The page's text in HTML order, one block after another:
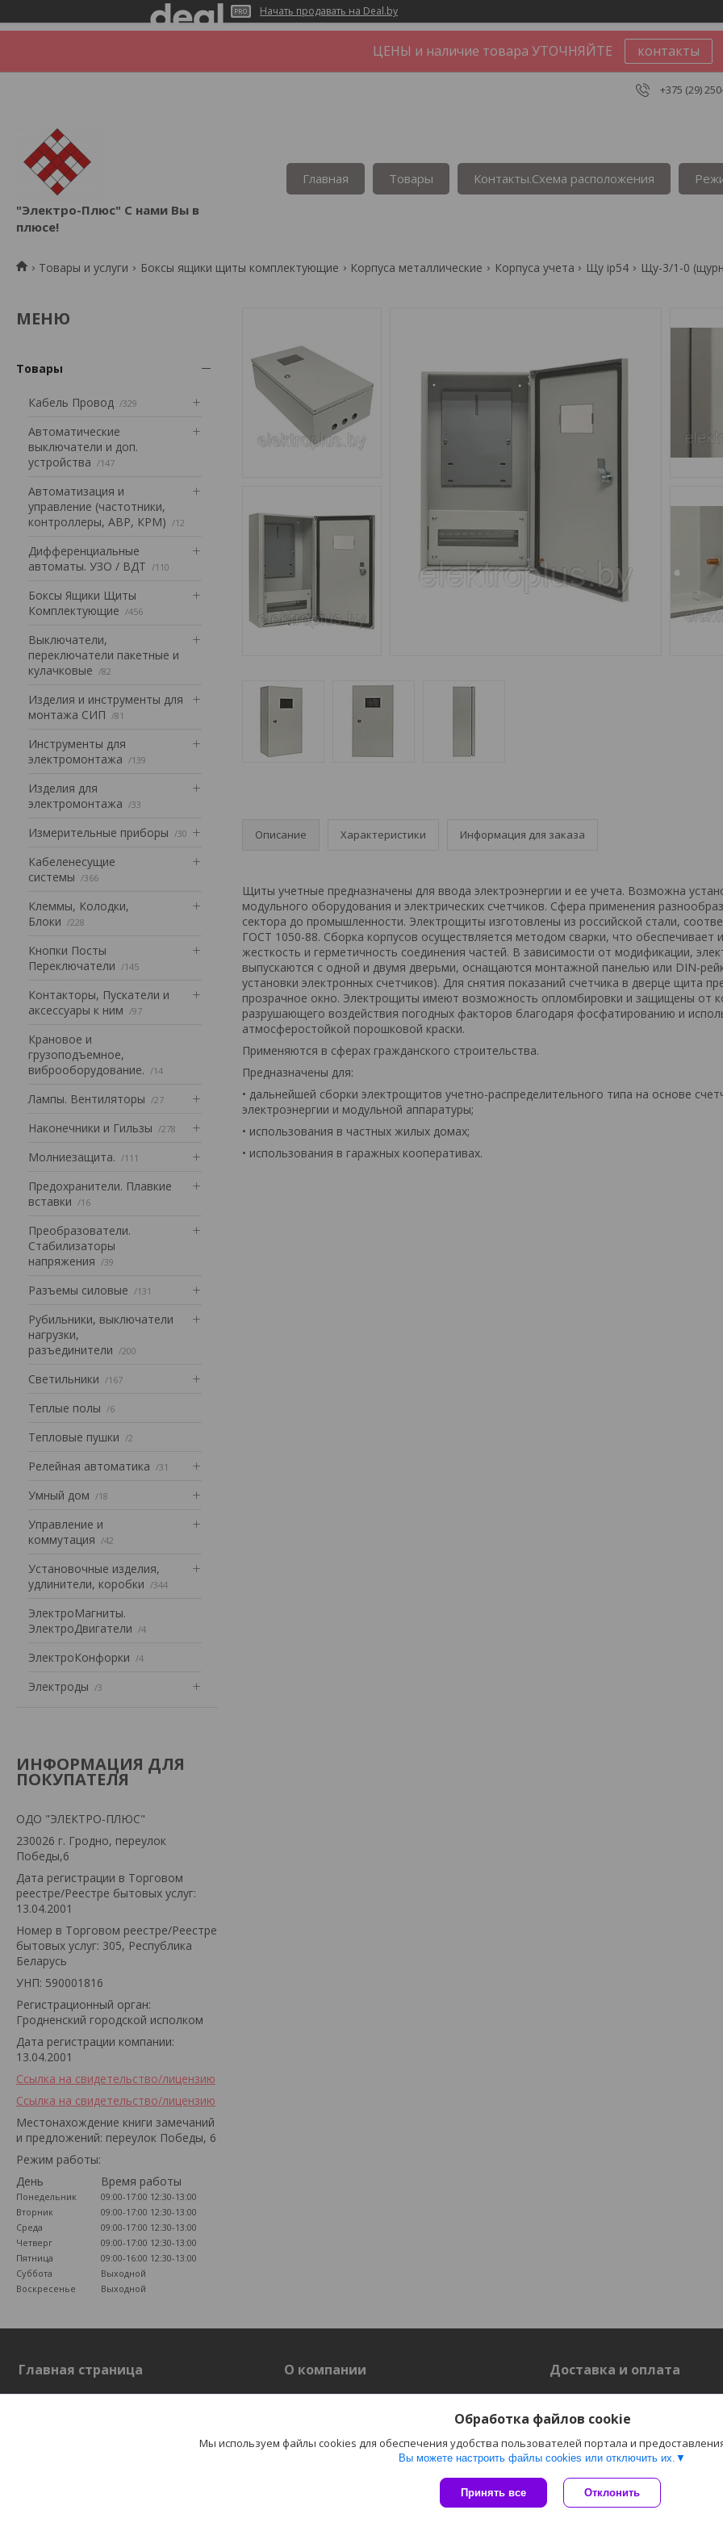
Начать продавать на Deal.by
ЦЕНЫ и наличие товара УТОЧНЯЙТЕ контакты
+375 (29)
"Электро-Плюс" С нами Вы в
плюсе!
Главная Товары Контакты.Сxема расположения
Товары и услуги Боксы ящики щиты комплектующие Корпуса металлические Корпуса учета Щу ip54 Щу-3/1-0
Товары
Кабель Провод 329
Автоматические
выключатели и доп.
устройства
147
Автоматизация и
управление (частотники,
контроллеры, АВР, КРМ)
12
Дифференциальные
автоматы. УЗО / ВДТ
110
Боксы Ящики Щиты
Комплектующие
456
Выключатели,
переключатели пакетные и
кулачковые
82
Изделия и инструменты для
монтажа СИП
81
Инструменты для
электромонтажа
139
Изделия для
электромонтажа
33
Измерительные приборы 30
Кабеленесущие
системы
366
Клеммы, Колодки,
Блоки
228
Кнопки Посты
Переключатели
145
Контакторы, Пускатели и
аксессуары к ним
97
Крановое и
грузоподъемное,
виброоборудование.
14
Лампы. Вентиляторы 27
Наконечники и Гильзы 278
Mолниезащита. 111
Предохранители. Плавкие
вставки
16
Преобразователи.
Стабилизаторы
напряжения
39
Разъемы силовые 131
Рубильники, выключатели
нагрузки,
разъединители
200
Светильники 167
Теплые полы 6
Тепловые пушки 2
Релейная автоматика 31
Умный дом 18
Управление и
коммутация
42
Установочные изделия,
удлинители, коробки
344
ЭлектроМагниты.
ЭлектроДвигатели
4
ЭлектроКонфорки 4
Электроды 3
ИНФОРМАЦИЯ ДЛЯ
ПОКУПАТЕЛЯ
ОДО "ЭЛЕКТРО-ПЛЮС"
230026 г. Гродно, переулок
Победы,6
Дата регистрации в Торговом
реестре/Реестре бытовых услуг:
13.04.2001
Номер в Торговом реестре/Реестре
бытовых услуг: 305, Республика
Беларусь
УНП: 590001816
Регистрационный орган:
Гродненский городской исполком
Дата регистрации компании:
13.04.2001
Ссылка на свидетельство/лицензию
Ссылка на свидетельство/лицензию
Местонахождение книги замечаний
и предложений: переулок Победы, 6
Режим работы:
День
Время работы
Понедельник 09:00-17:00 12:30-13:00
Вторник
09:00-17:00 12:30-13:00
Среда
09:00-17:00 12:30-13:00
Четверг
09:00-17:00 12:30-13:00
Пятница
09:00-16:00 12:30-13:00
Суббота
Выходной
Воскресенье
Выходной
Описание Характеристики Информация для заказа
Щиты учетные предназначены для ввода электроэнергии и ее учета. Возможна
модульного оборудования и электрических счетчиков. Сфера применения
сектора до промышленности. Электрощиты изготовлены из российской стали,
ГОСТ 1050-88. Сборка корпусов осуществляется методом сварки, что обеспечивает
жесткость и герметичность соединения частей. В зависимости от модификации,
выпускаются с одной и двумя дверьми, оснащаются монтажной панелью или DIN-
установки электронных счетчиков). Для снятия показаний счетчика в дверце щита
прозрачное окно. Электрощиты имеют возможность опломбировки и защищены от
разрушающего воздействия погодных факторов благодаря фосфатированию и
атмосферостойкой порошковой краски.
Применяются в сферах гражданского строительства.
Предназначены для:
• дальнейшей сборки электрощитов учетно-распределительного типа на основе
электроэнергии и модульной аппаратуры;
• использования в частных жилых домах;
• использования в гаражных кооперативах.
Главная страница
Главная страница
О компании
О компании
Доставка и оплата
Доставка
Сайт создан на платформе Deal.by
Политика обработки файлов cookies
Обработка файлов cookie
Мы используем файлы cookies для обеспечения удобства пользователей портала и
Вы можете настроить файлы cookies или отключить их.
Принять все Отклонить
"Электро-Плюс" ОДО г. Гродно |
Пожаловаться на контент